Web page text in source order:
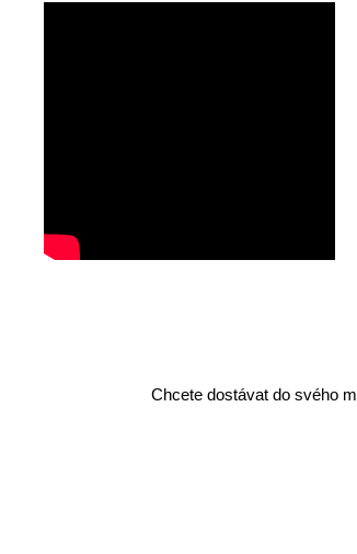
Chcete dostávat do svého